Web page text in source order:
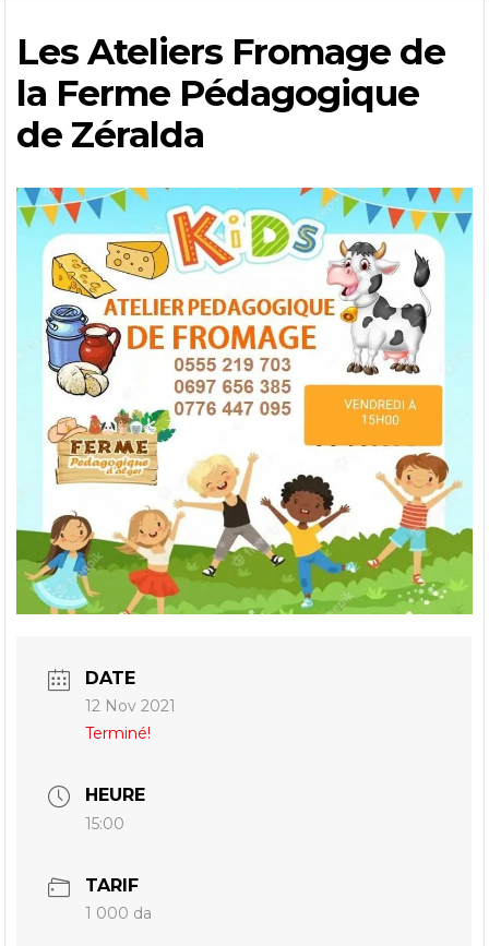
Les Ateliers Fromage de
la Ferme Pédagogique
de Zéralda
DATE
12 Nov 2021
Terminé!
HEURE
15:00
TARIF
1 000 da